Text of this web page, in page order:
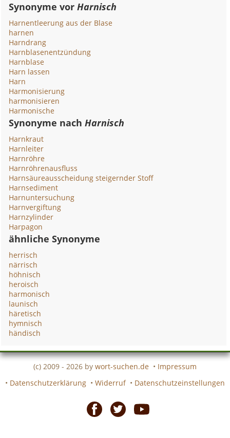
Synonyme vorHarnisch
Harnentleerung aus der Blase
harnen
Harndrang
Harnblasenentzündung
Harnblase
Harn lassen
Harn
Harmonisierung
harmonisieren
Harmonische
Synonyme nachHarnisch
Harnkraut
Harnleiter
Harnröhre
Harnröhrenausfluss
Harnsäureausscheidung steigernder Stoff
Harnsediment
Harnuntersuchung
Harnvergiftung
Harnzylinder
Harpagon
ähnliche Synonyme
herrisch
närrisch
höhnisch
heroisch
harmonisch
launisch
häretisch
hymnisch
händisch
(c) 2009 - 2026 by wort-suchen.de • Impressum
• Datenschutzerklärung • Widerruf • Datenschutzeinstellungen